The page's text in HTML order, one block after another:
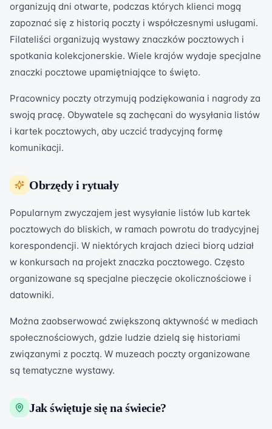
organizują dni otwarte, podczas których klienci mogą
zapoznać się z historią poczty i współczesnymi usługami.
Filateliści organizują wystawy znaczków pocztowych i
spotkania kolekcjonerskie. Wiele krajów wydaje specjalne
znaczki pocztowe upamiętniające to święto.
Pracownicy poczty otrzymują podziękowania i nagrody za
swoją pracę. Obywatele są zachęcani do wysyłania listów
i kartek pocztowych, aby uczcić tradycyjną formę
komunikacji.
Obrzędy i rytuały
Popularnym zwyczajem jest wysyłanie listów lub kartek
pocztowych do bliskich, w ramach powrotu do tradycyjnej
korespondencji. W niektórych krajach dzieci biorą udział
w konkursach na projekt znaczka pocztowego. Często
organizowane są specjalne pieczęcie okolicznościowe i
datowniki.
Można zaobserwować zwiększoną aktywność w mediach
społecznościowych, gdzie ludzie dzielą się historiami
związanymi z pocztą. W muzeach poczty organizowane
są tematyczne wystawy.
Jak świętuje się na świecie?